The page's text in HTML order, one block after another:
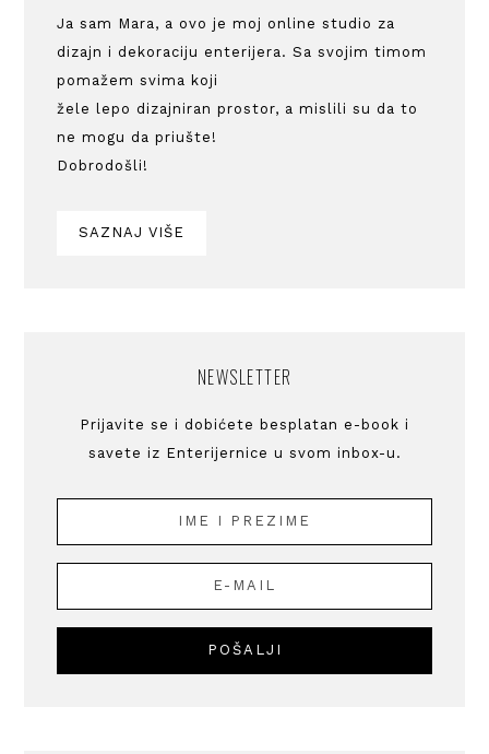
Ja sam Mara, a ovo je moj online studio za
dizajn i dekoraciju enterijera. Sa svojim timom
pomažem svima koji
žele lepo dizajniran prostor, a mislili su da to
ne mogu da priušte!
Dobrodošli!
SAZNAJ VIŠE
NEWSLETTER
Prijavite se i dobićete besplatan e-book i
savete iz Enterijernice u svom inbox-u.